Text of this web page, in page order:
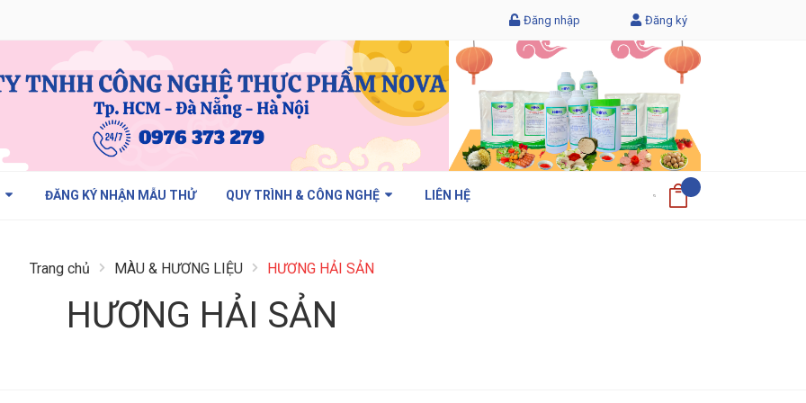
Đăng nhập Đăng ký
ĐĂNG KÝ NHẬN MẪU THỬ QUY TRÌNH & CÔNG NGHỆ LIÊN HỆ
Trang chủ MÀU & HƯƠNG LIỆU HƯƠNG HẢI SẢN
HƯƠNG HẢI SẢN